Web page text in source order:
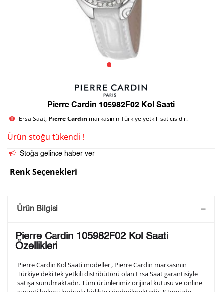
Pierre Cardin 105982F02 Kol Saati
Ersa Saat, Pierre Cardin markasının Türkiye yetkili satıcısıdır.
Ürün stoğu tükendi !
Stoğa gelince haber ver
Renk Seçenekleri
Saatini Kişiselleştir
arka kapağına gravür tekniği ile formda belirtmiş
olduğunuz şekilde işlenecektir.
1. Satır
Ürün Bilgisi
Pierre Cardin 105982F02 Kol Saati
Özellikleri
Pierre Cardin Kol Saati modelleri, Pierre Cardin markasının
Türkiye'deki tek yetkili distribütörü olan Ersa Saat garantisiyle
satışa sunulmaktadır. Tüm ürünlerimiz orijinal kutusu ve online